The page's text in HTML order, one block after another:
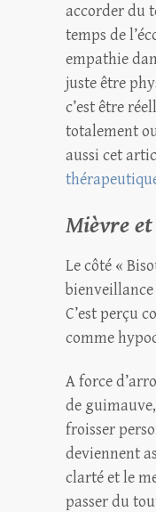
accorder du
temps de
empathie
juste être
c’est être
totalement
aussi cet
Mièvre
Le côté «
bienveillance
C’est perçu
comme
A force
de
froisser
deviennent
clarté et le
passer du